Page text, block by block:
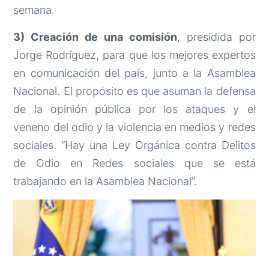
semana.
3) Creación de una comisión, presidida por
Jorge Rodríguez, para que los mejores expertos
en comunicación del país, junto a la Asamblea
Nacional. El propósito es que asuman la defensa
de la opinión pública por los ataques y el
veneno del odio y la violencia en medios y redes
sociales. “Hay una Ley Orgánica contra Delitos
de Odio en Redes sociales que se está
trabajando en la Asamblea Nacional”.